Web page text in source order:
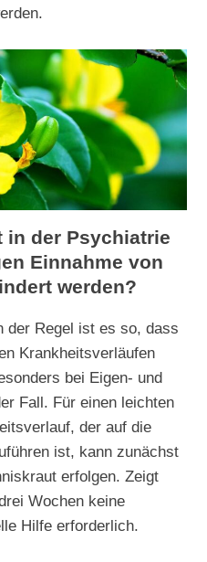
in der Psychiatrie
Einnahme von
werden?
der Regel ist es so, dass
Krankheitsverläufen
bei Eigen- und
Fall. Für einen leichten
der auf die
ist, kann zunächst
erfolgen. Zeigt
Wochen keine
Hilfe erforderlich.